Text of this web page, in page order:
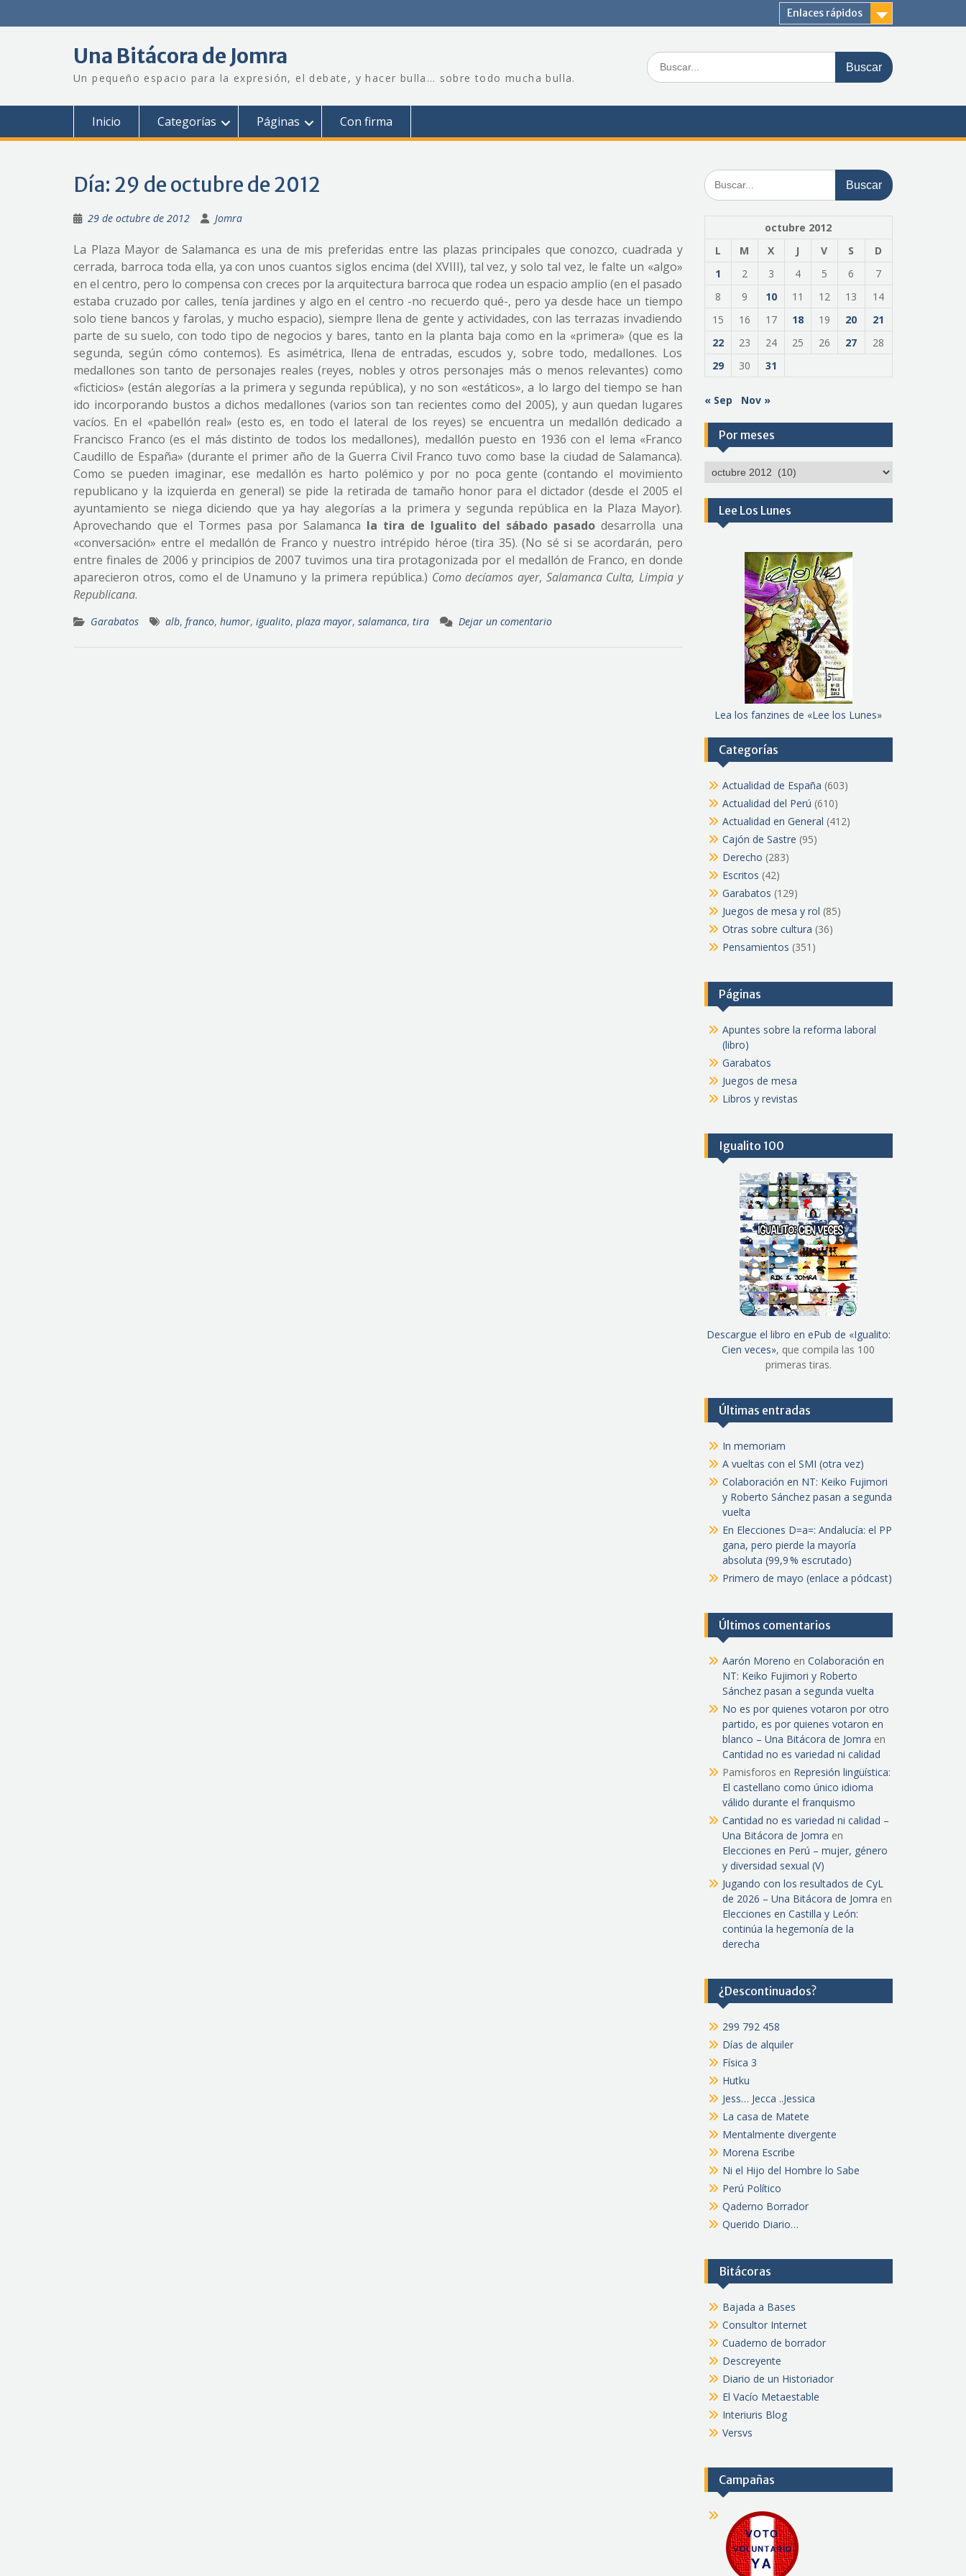
Enlaces rápidos
Una Bitácora de Jomra
Un pequeño espacio para la expresión, el debate, y hacer bulla… sobre todo mucha bulla.
Buscar:
Inicio Categorías Páginas Con firma
Día: 29 de octubre de 2012
29 de octubre de 2012 Jomra
La Plaza Mayor de Salamanca es una de mis preferidas entre las plazas principales que conozco, cuadrada y
cerrada, barroca toda ella, ya con unos cuantos siglos encima (del XVIII), tal vez, y solo tal vez, le falte un «algo»
en el centro, pero lo compensa con creces por la arquitectura barroca que rodea un espacio amplio (en el pasado
estaba cruzado por calles, tenía jardines y algo en el centro -no recuerdo qué-, pero ya desde hace un tiempo
solo tiene bancos y farolas, y mucho espacio), siempre llena de gente y actividades, con las terrazas invadiendo
parte de su suelo, con todo tipo de negocios y bares, tanto en la planta baja como en la «primera» (que es la
segunda, según cómo contemos). Es asimétrica, llena de entradas, escudos y, sobre todo, medallones. Los
medallones son tanto de personajes reales (reyes, nobles y otros personajes más o menos relevantes) como
«ficticios» (están alegorías a la primera y segunda república), y no son «estáticos», a lo largo del tiempo se han
ido incorporando bustos a dichos medallones (varios son tan recientes como del 2005), y aun quedan lugares
vacíos. En el «pabellón real» (esto es, en todo el lateral de los reyes) se encuentra un medallón dedicado a
Francisco Franco (es el más distinto de todos los medallones), medallón puesto en 1936 con el lema «Franco
Caudillo de España» (durante el primer año de la Guerra Civil Franco tuvo como base la ciudad de Salamanca).
Como se pueden imaginar, ese medallón es harto polémico y por no poca gente (contando el movimiento
republicano y la izquierda en general) se pide la retirada de tamaño honor para el dictador (desde el 2005 el
ayuntamiento se niega diciendo que ya hay alegorías a la primera y segunda república en la Plaza Mayor).
Aprovechando que el Tormes pasa por Salamanca la tira de Igualito del sábado pasado desarrolla una
«conversación» entre el medallón de Franco y nuestro intrépido héroe (tira 35). (No sé si se acordarán, pero
entre finales de 2006 y principios de 2007 tuvimos una tira protagonizada por el medallón de Franco, en donde
aparecieron otros, como el de Unamuno y la primera república.) Como decíamos ayer, Salamanca Culta, Limpia y
Republicana.
Garabatos alb, franco, humor, igualito, plaza mayor, salamanca, tira Dejar un comentario
Buscar:
octubre 2012
L
M X J V S
D
1
2 3 4 5 6
7
8
9 10 11 12 13
14
15
16 17 18 19 20
21
22
23 24 25 26 27
28
29
30 31
« Sep Nov »
Por meses
Por
Lee Los Lunes
Lea los fanzines de «Lee los Lunes»
Categorías
Actualidad de España (603)
Actualidad del Perú (610)
Actualidad en General (412)
Cajón de Sastre (95)
Derecho (283)
Escritos (42)
Garabatos (129)
Juegos de mesa y rol (85)
Otras sobre cultura (36)
Pensamientos (351)
Páginas
Apuntes sobre la reforma laboral
(libro)
Garabatos
Juegos de mesa
Libros y revistas
Igualito 100
Descargue el libro en ePub de «Igualito:
Cien veces», que compila las 100
primeras tiras.
Últimas entradas
In memoriam
A vueltas con el SMI (otra vez)
Colaboración en NT: Keiko Fujimori
y Roberto Sánchez pasan a segunda
vuelta
En Elecciones D=a=: Andalucía: el PP
gana, pero pierde la mayoría
absoluta (99,9 % escrutado)
Primero de mayo (enlace a pódcast)
Últimos comentarios
Aarón Moreno en Colaboración en
NT: Keiko Fujimori y Roberto
Sánchez pasan a segunda vuelta
No es por quienes votaron por otro
partido, es por quienes votaron en
blanco – Una Bitácora de Jomra en
Cantidad no es variedad ni calidad
Pamisforos en Represión lingüística:
El castellano como único idioma
válido durante el franquismo
Cantidad no es variedad ni calidad –
Una Bitácora de Jomra en
Elecciones en Perú – mujer, género
y diversidad sexual (V)
Jugando con los resultados de CyL
de 2026 – Una Bitácora de Jomra en
Elecciones en Castilla y León:
continúa la hegemonía de la
derecha
¿Descontinuados?
299 792 458
Días de alquiler
Física 3
Hutku
Jess… Jecca ..Jessica
La casa de Matete
Mentalmente divergente
Morena Escribe
Ni el Hijo del Hombre lo Sabe
Perú Político
Qaderno Borrador
Querido Diario…
Bitácoras
Bajada a Bases
Consultor Internet
Cuaderno de borrador
Descreyente
Diario de un Historiador
El Vacío Metaestable
Interiuris Blog
Versvs
Campañas